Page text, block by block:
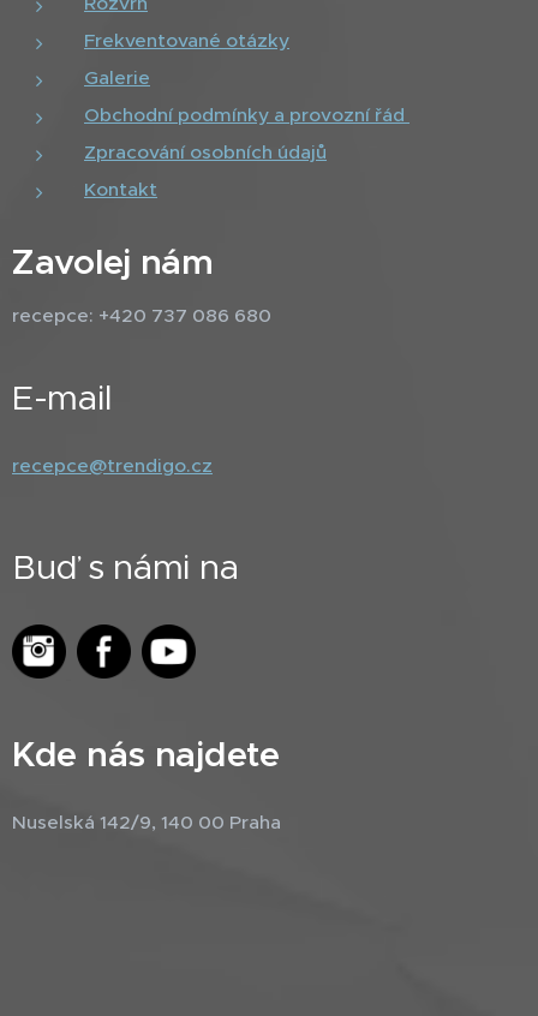
Frekventované otázky
Galerie
Obchodní podmínky a provozní řád
Zpracování osobních údajů
Kontakt
Zavolej nám
recepce: +420 737 086 680
E-mail
recepce@trendigo.cz
Buď s námi na
Kde nás najdete
Nuselská 142/9, 140 00 Praha